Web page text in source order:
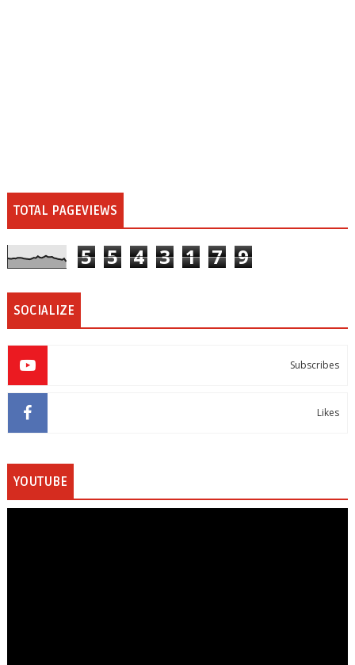
TOTAL PAGEVIEWS
5 5 4 3 1 7 9
SOCIALIZE
Subscribes
Likes
YOUTUBE